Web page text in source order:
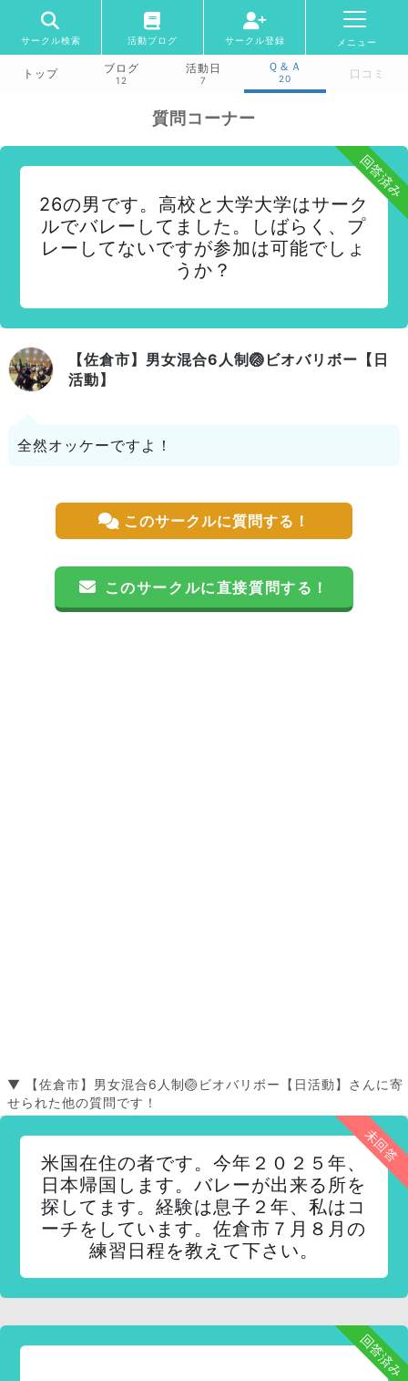
サークル検索 活動ブログ サークル登録 メニュー
トップ ブログ
12
活動日
7
Ｑ＆Ａ
20 口コミ
質問コーナー
回答済み
26の男です。高校と大学大学はサーク
ルでバレーしてました。しばらく、プ
レーしてないですが参加は可能でしょ
うか？
【佐倉市】男女混合6人制🏐ビオバリボー【日
活動】
全然オッケーですよ！
このサークルに質問する！
このサークルに直接質問する！
▼ 【佐倉市】男女混合6人制🏐ビオバリボー【日活動】さんに寄
せられた他の質問です！
未回答
米国在住の者です。今年２０２５年、
日本帰国します。バレーが出来る所を
探してます。経験は息子２年、私はコ
ーチをしています。佐倉市７月８月の
練習日程を教えて下さい。
回答済み